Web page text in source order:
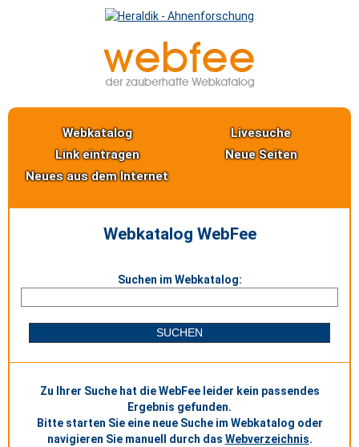
Webkatalog
Livesuche
Link eintragen
Neue Seiten
Neues aus dem Internet
Webkatalog WebFee
Suchen im Webkatalog:
Zu Ihrer Suche hat die WebFee leider kein passendes
Ergebnis gefunden.
Bitte starten Sie eine neue Suche im Webkatalog oder
navigieren Sie manuell durch das Webverzeichnis.